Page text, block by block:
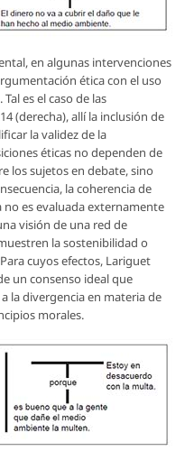
en algunas intervenciones
ética con el uso
es el caso de las
(derecha), allí la inclusión de
la validez de la
éticas no dependen de
los sujetos en debate, sino
la coherencia de
es evaluada externamente
visión de una red de
la sostenibilidad o
cuyos efectos, Lariguet
un consenso ideal que
la divergencia en materia de
morales.